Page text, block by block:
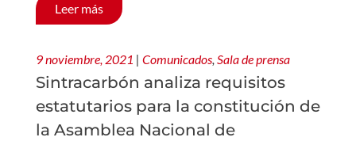
Leer más
9 noviembre, 2021 | Comunicados, Sala de prensa
Sintracarbón analiza requisitos
estatutarios para la constitución de
la Asamblea Nacional de